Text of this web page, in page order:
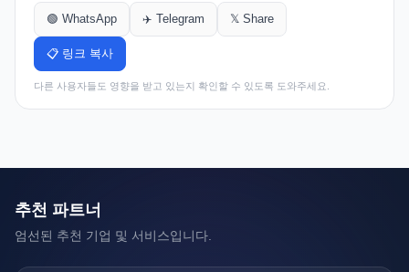
🟢 WhatsApp ✈️ Telegram 𝕏 Share
📋 링크 복사
다른 사용자들도 영향을 받고 있는지 확인할 수 있도록 도와주세요.
추천 파트너
엄선된 추천 기업 및 서비스입니다.